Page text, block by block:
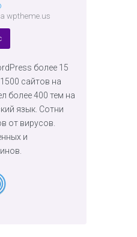
wptheme.us
более 15
сайтов на
более 400 тем на
язык. Сотни
от вирусов.
и